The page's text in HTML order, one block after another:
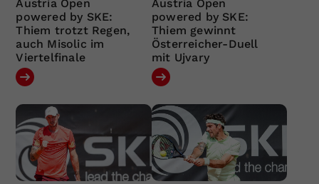
Austria Open
powered by SKE:
Thiem trotzt Regen,
auch Misolic im
Viertelfinale
Austria Open
powered by SKE:
Thiem gewinnt
Österreicher-Duell
mit Ujvary